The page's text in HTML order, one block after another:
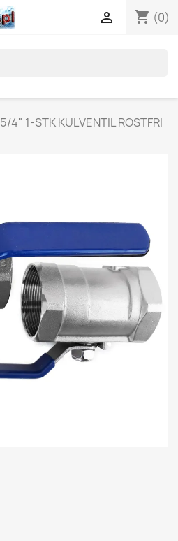
shopping_cart (0)

5/4" 1-STK KULVENTIL ROSTFRI